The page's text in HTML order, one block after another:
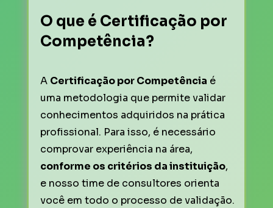
O que é Certificação por
Competência?
A Certificação por Competência é
uma metodologia que permite validar
conhecimentos adquiridos na prática
profissional. Para isso, é necessário
conforme os critérios da instituição,
e nosso time de consultores orienta
você em todo o processo de validação.